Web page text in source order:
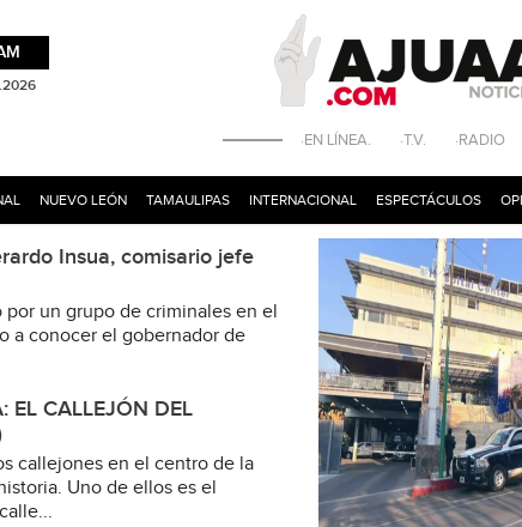
·EN LÍNEA. ·T.V. ·RADIO
NUEVO LEÓN TAMAULIPAS INTERNACIONAL ESPECTÁCULOS
Insua, comisario jefe
un grupo de criminales en el
a conocer el gobernador de
EL CALLEJÓN DEL
callejones en el centro de la
Uno de ellos es el